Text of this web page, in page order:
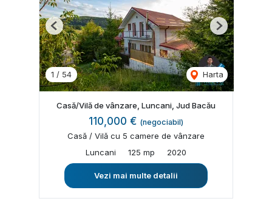
1 / 54 Harta
Previous Next
Casă/Vilă de vânzare, Luncani, Jud Bacău
110,000 € (negociabil)
Casă / Vilă cu 5 camere de vânzare
Luncani
125 mp 2020
Vezi mai multe detalii